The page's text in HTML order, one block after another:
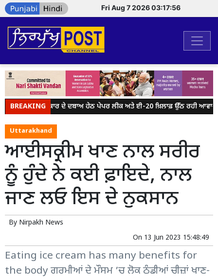
Fri Aug 7 2026 03:17:56
BREAKING
ਮੋਦੀ ਸਰਕਾਰ ਦੇ ਦਬਾਅ ਹੇਠ ਪੇਪਰ ਲੀਕ ਅਤੇ ਈ-20 ਖ਼ਿਲਾਫ਼ ਉੱਠ ਰਹੀ ਆਵਾਜ਼ ਨੂੰ
Uttarakhand
ਆਈਸਕ੍ਰੀਮ ਖਾਣ ਨਾਲ ਸਰੀਰ
ਨੂੰ ਹੁੰਦੇ ਨੇ ਕਈ ਫ਼ਾਇਦੇ, ਨਾਲ
ਜਾਣ ਲਓ ਇਸ ਦੇ ਨੁਕਸਾਨ
By Nirpakh News
On 13 Jun 2023 15:48:49
Eating ice cream has many benefits for
the body ਗਰਮੀਆਂ ਦੇ ਮੌਸਮ ’ਚ ਲੋਕ ਠੰਡੀਆਂ ਚੀਜ਼ਾਂ ਖਾਣ-